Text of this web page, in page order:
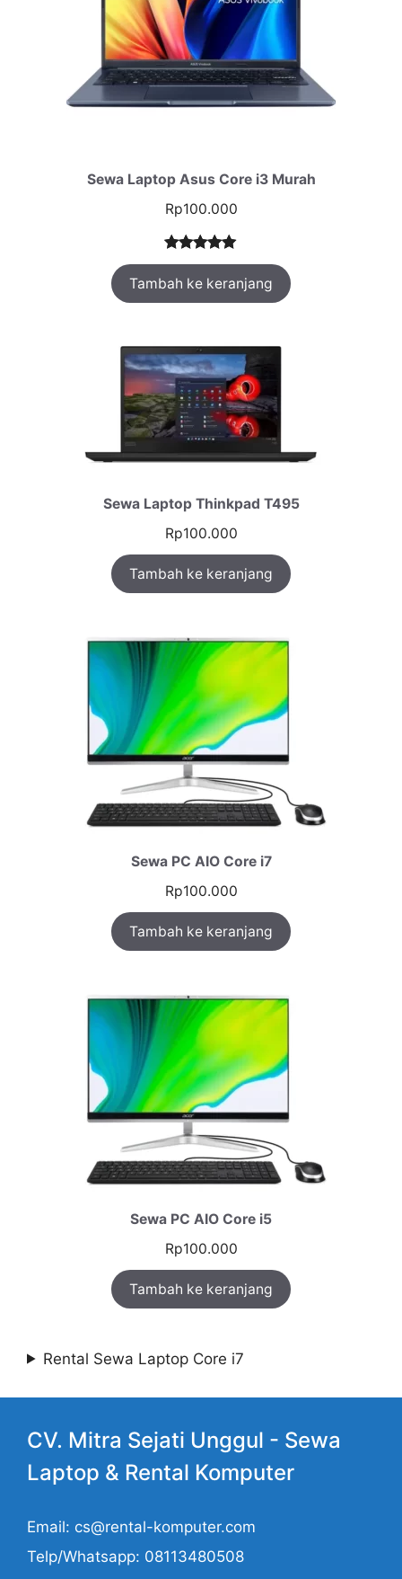
Sewa Laptop Asus Core i3 Murah
Rp100.000
Peringkat
5.00dari 5
berdasarka
1
pelanggan
Tambah ke keranjang
Sewa Laptop Thinkpad T495
Rp100.000
Tambah ke keranjang
Sewa PC AIO Core i7
Rp100.000
Tambah ke keranjang
Sewa PC AIO Core i5
Rp100.000
Tambah ke keranjang
Rental Sewa Laptop Core i7
CV. Mitra Sejati Unggul - Sewa
Laptop & Rental Komputer
Email: cs@rental-komputer.com
Telp/Whatsapp: 08113480508